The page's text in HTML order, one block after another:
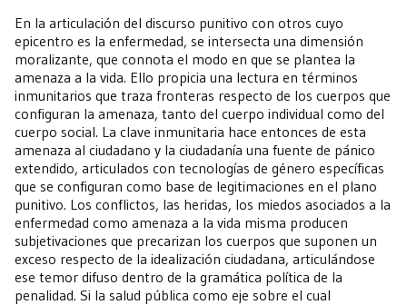
En la articulación del discurso punitivo con otros cuyo
epicentro es la enfermedad, se intersecta una dimensión
moralizante, que connota el modo en que se plantea la
amenaza a la vida. Ello propicia una lectura en términos
inmunitarios que traza fronteras respecto de los cuerpos que
configuran la amenaza, tanto del cuerpo individual como del
cuerpo social. La clave inmunitaria hace entonces de esta
amenaza al ciudadano y la ciudadanía una fuente de pánico
extendido, articulados con tecnologías de género específicas
que se configuran como base de legitimaciones en el plano
punitivo. Los conflictos, las heridas, los miedos asociados a la
enfermedad como amenaza a la vida misma producen
subjetivaciones que precarizan los cuerpos que suponen un
exceso respecto de la idealización ciudadana, articulándose
ese temor difuso dentro de la gramática política de la
penalidad. Si la salud pública como eje sobre el cual